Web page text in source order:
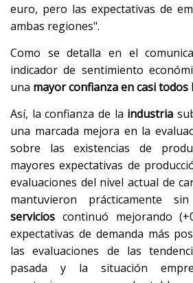
euro, pero las expectativas de
ambas regiones".
Como se detalla en el
indicador de sentimiento
una mayor confianza en casi todos
Así, la confianza de la industria
una marcada mejora en la
sobre las existencias de
mayores expectativas de
evaluaciones del nivel actual de
mantuvieron prácticamente
servicios continuó mejorando
expectativas de demanda más
las evaluaciones de las
pasada y la situación